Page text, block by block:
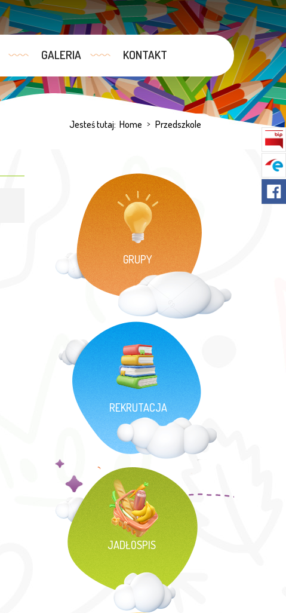
GALERIA KONTAKT
Jesteś tutaj: Home > Przedszkole
GRUPY
REKRUTACJA
JADŁOSPIS